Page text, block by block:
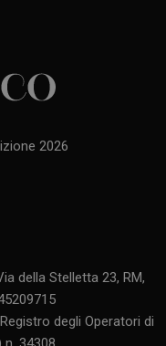
2026
della Stelletta 23, RM,
degli Operatori di